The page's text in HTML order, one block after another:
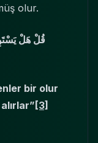
olur.
قُلْ هَلْ
bir olur
[3]